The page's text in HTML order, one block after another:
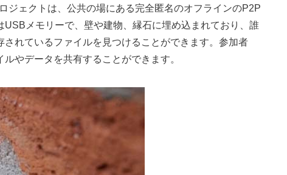
ジェクトは、公共の場にある完全匿名のオフラインのP2P
メモリーで、壁や建物、縁石に埋め込まれており、誰
れているファイルを見つけることができます。参加者
やデータを共有することができます。